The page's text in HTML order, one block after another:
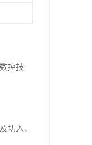
控技
切入、